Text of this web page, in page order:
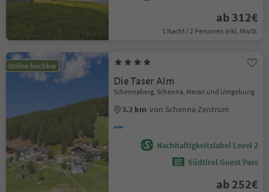
ab 312€
1 Nacht / 2 Personen Inkl. MwSt.
Online buchbar
Die Taser Alm
Schennaberg, Schenna, Meran und Umgebung
3.2 km von Schenna Zentrum
Nachhaltigkeitslabel Level 2
Südtirol Guest Pass
ab 252€